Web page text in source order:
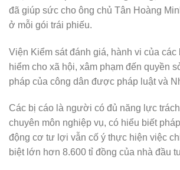
đã giúp sức cho ông chủ Tân Hoàng
ở mỗi gói trái phiếu.
Viện Kiểm sát đánh giá, hành vi của các
hiểm cho xã hội, xâm phạm đến quyền
pháp của công dân được pháp luật và
Các bị cáo là người có đủ năng lực
chuyên môn nghiệp vụ, có hiểu biết
động cơ tư lợi vẫn cố ý thực hiện việc
biệt lớn hơn 8.600 tỉ đồng của nhà đầu